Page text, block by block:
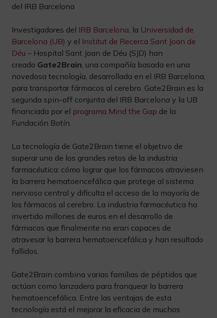
del IRB Barcelona
Investigadores del IRB Barcelona, la Universidad de
Barcelona (UB) y el Institut de Recerca Sant Joan de
Déu – Hospital Sant Joan de Déu (SJD) han
creado Gate2Brain, una compañía basada en una
novedosa tecnología, desarrollada en el IRB Barcelona,
para transportar fármacos al cerebro. Gate2Brain es la
segunda spin-off conjunta del IRB Barcelona y la UB
financiada por el programa Mind the Gap de la
Fundación Botín.
La tecnología de Gate2Brain tiene el objetivo de
superar uno de los grandes retos de la industria
farmacéutica: cómo lograr que los fármacos atraviesen
la barrera hematoencefálica que protege al sistema
nervioso central y dificulta el acceso de la mayoría de
los fármacos al cerebro. La industria farmacéutica ha
invertido millones de euros en el desarrollo de
fármacos que finalmente no eran capaces de
atravesar la barrera hematoencefálica y han resultado
fallidos.
Gate2Brain combina varias familias de péptidos que
actúan como lanzadera para franquear la barrera
hematoencefálica. Entre las ventajas de esta
tecnología está el mejorar la eficacia de muchos